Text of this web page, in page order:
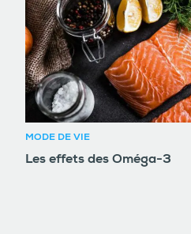
MODE DE VIE
Les effets des Oméga-3